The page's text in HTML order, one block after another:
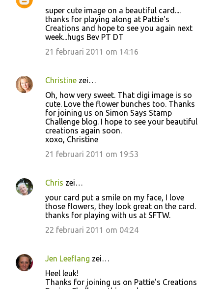
super cute image on a beautiful card....
thanks for playing along at Pattie's
Creations and hope to see you again next
week...hugs Bev PT DT
21 februari 2011 om 14:16
Christine zei…
Oh, how very sweet. That digi image is so
cute. Love the flower bunches too. Thanks
for joining us on Simon Says Stamp
Challenge blog. I hope to see your beautiful
creations again soon.
xoxo, Christine
21 februari 2011 om 19:53
Chris zei…
your card put a smile on my face, I love
those flowers, they look great on the card.
thanks for playing with us at SFTW.
22 februari 2011 om 04:24
Jen Leeflang zei…
Heel leuk!
Thanks for joining us on Pattie's Creations